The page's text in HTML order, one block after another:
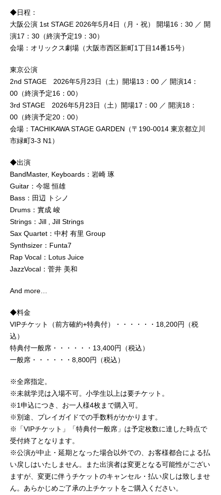
◆日程：
大阪公演 1st STAGE 2026年5月4日（月・祝） 開場16：30 ／ 開
演17：30（終演予定19：30）
会場：オリックス劇場（大阪市西区新町1丁目14番15号）
東京公演
2nd STAGE 2026年5月23日（土）開場13：00 ／ 開演14：
00（終演予定16：00）
3rd STAGE 2026年5月23日（土）開場17：00 ／ 開演18：
00（終演予定20：00）
会場：TACHIKAWA STAGE GARDEN（〒190-0014 東京都立川
市緑町3-3 N1）
◆出演
BandMaster, Keyboards：岩崎 琢
Guitar：今堀 恒雄
Bass：田辺 トシノ
Drums：實成 峻
Strings：Jill , Jill Strings
Sax Quartet：中村 有里 Group
Synthsizer：Funta7
Rap Vocal：Lotus Juice
JazzVocal：菅井 美和
And more…
◆料金
VIPチケット（前方確約+特典付）・・・・・・18,200円（税
込）
特典付一般席・・・・・・13,400円（税込）
一般席・・・・・・8,800円（税込）
※全席指定。
※未就学児は入場不可。小学生以上は要チケット。
※1申込につき、お一人様4枚まで購入可。
※別途、プレイガイドでの手数料がかかります。
※「VIPチケット」「特典付一般席」は予定枚数に達した時点で
受付終了となります。
※公演が中止・延期となった場合以外での、お客様都合による払
い戻しはいたしません。また出演者は変更となる可能性がござい
ますが、変更に伴うチケットのキャンセル・払い戻しは致しませ
ん。あらかじめご了承の上チケットをご購入ください。